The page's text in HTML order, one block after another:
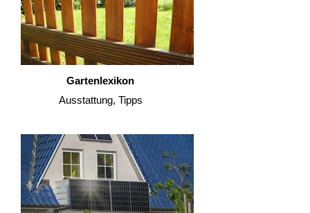
Gartenlexikon
Ausstattung, Tipps